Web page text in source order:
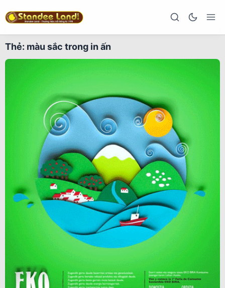
Thẻ: màu sắc trong in ấn